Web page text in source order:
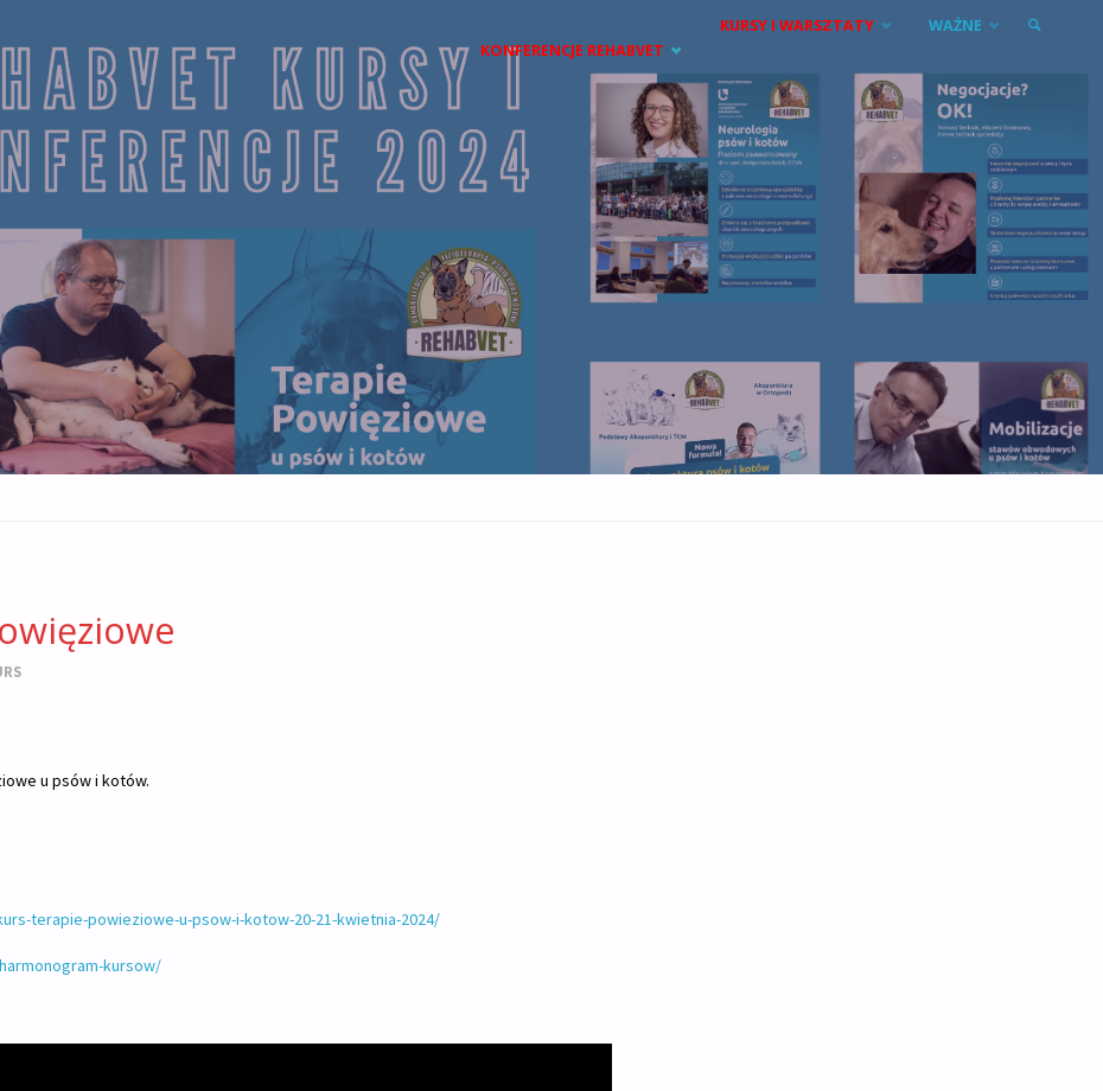
treści
KONFERENCJE REHABVET
KURSY I WARSZTATY WAŻNE
u psów i kotów.
terapie-powieziowe-u-psow-i-kotow-20-21-kwietnia-2024/
kursow/